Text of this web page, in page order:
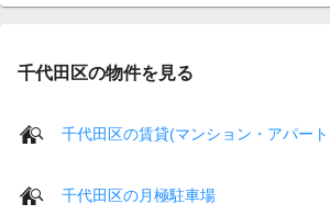
千代田区の物件を見る
千代田区の賃貸(マンション・アパー
千代田区の月極駐車場